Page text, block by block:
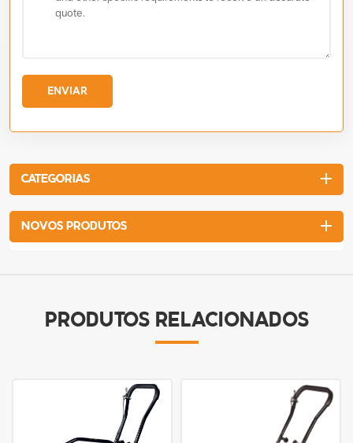
ENVIAR
CATEGORIAS
NOVOS PRODUTOS
PRODUTOS RELACIONADOS